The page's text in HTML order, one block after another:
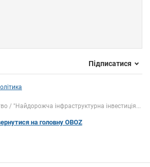
Підписатися
"Найдорожча інфраструктурна інвестиція...
на головну OBOZ